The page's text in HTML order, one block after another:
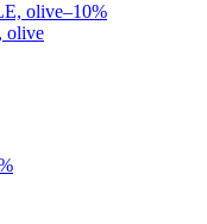
–10%
olive